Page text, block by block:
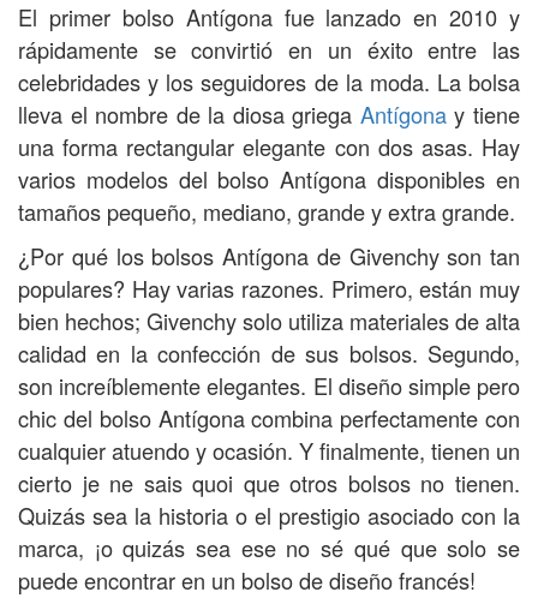
El primer bolso Antígona fue lanzado en 2010 y
rápidamente se convirtió en un éxito entre las
celebridades y los seguidores de la moda. La bolsa
lleva el nombre de la diosa griega Antígonay tiene
una forma rectangular elegante con dos asas. Hay
varios modelos del bolso Antígona disponibles en
tamaños pequeño, mediano, grande y extra grande.
¿Por qué los bolsos Antígona de Givenchy son tan
populares? Hay varias razones. Primero, están muy
bien hechos; Givenchy solo utiliza materiales de alta
calidad en la confección de sus bolsos. Segundo,
son increíblemente elegantes. El diseño simple pero
chic del bolso Antígona combina perfectamente con
cualquier atuendo y ocasión. Y finalmente, tienen un
cierto je ne sais quoi que otros bolsos no tienen.
Quizás sea la historia o el prestigio asociado con la
marca, ¡o quizás sea ese no sé qué que solo se
puede encontrar en un bolso de diseño francés!